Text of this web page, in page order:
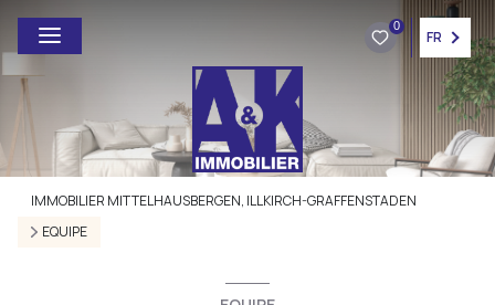
0
FR
IMMOBILIER MITTELHAUSBERGEN, ILLKIRCH-GRAFFENSTADEN
EQUIPE